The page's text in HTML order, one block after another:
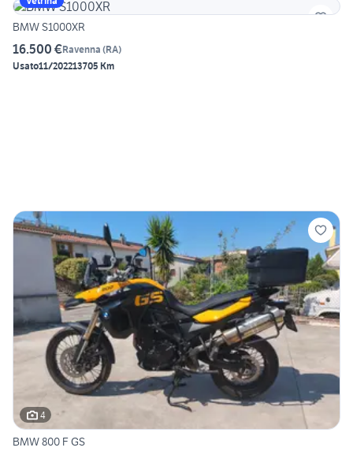
BMW S1000XR
16.500 €Ravenna (RA)
Usato11/202213705 Km
4
BMW 800 F GS